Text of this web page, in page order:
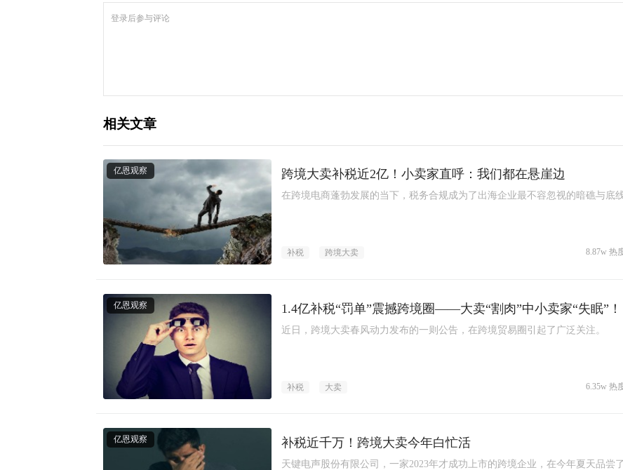
相关文章
亿恩观察 跨境大卖补税近2亿！小卖家直呼：我们都在悬崖边
在跨境电商蓬勃发展的当下，税务合规成为了出海企业最不容忽视的暗礁与底线
补税 跨境大卖 8.87w 热
亿恩观察 1.4亿补税“罚单”震撼跨境圈——大卖“割肉”中小卖家“失眠”！
近日，跨境大卖春风动力发布的一则公告，在跨境贸易圈引起了广泛关注。
补税 大卖 6.35w 热
亿恩观察 补税近千万！跨境大卖今年白忙活
天键电声股份有限公司，一家2023年才成功上市的跨境企业，在今年夏天品尝